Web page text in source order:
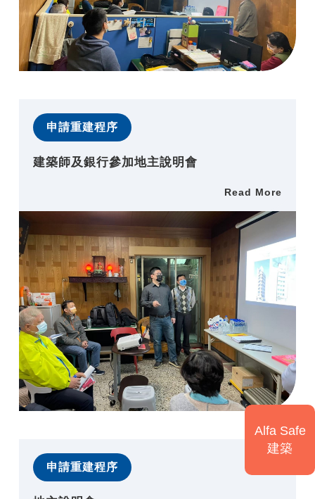
申請重建程序
建築師及銀行參加地主說明會
Read More
申請重建程序
Alfa Safe
建築